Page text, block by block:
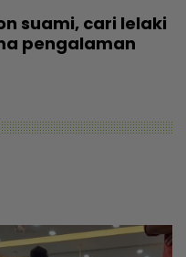
suami, cari lelaki
pengalaman